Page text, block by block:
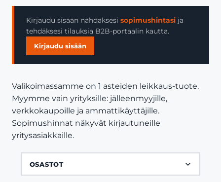
Yritys
Yhteystiedot
Kirjaudu sisään nähdäksesi sopimushintasi ja
tehdäksesi tilauksia B2B-portaalin kautta.
Kirjaudu sisään
Valikoimassamme on 1 asteiden leikkaus-tuote.
Myymme vain yrityksille: jälleenmyyjille,
verkkokaupoille ja ammattikäyttäjille.
Sopimushinnat näkyvät kirjautuneille
yritysasiakkaille.
OSASTOT